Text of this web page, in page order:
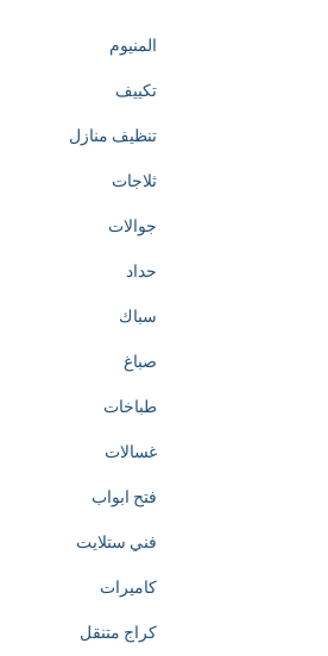
المنيوم
تكييف
تنظيف منازل
ثلاجات
جوالات
حداد
سباك
صباغ
طباخات
غسالات
فتح ابواب
فني ستلايت
كاميرات
كراج متنقل